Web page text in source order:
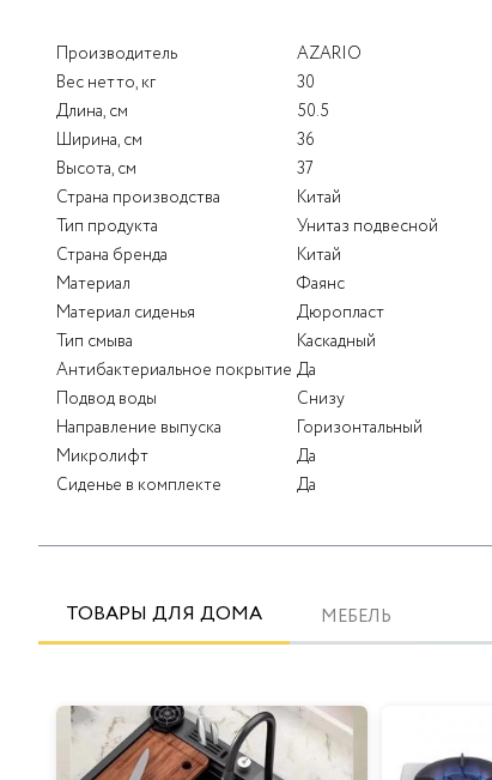
Производитель
AZARIO
Вес нетто, кг
30
Длина, см
50.5
Ширина, см
36
Высота, см
37
Страна производства
Китай
Тип продукта
Унитаз подвесной
Страна бренда
Китай
Материал
Фаянс
Материал сиденья
Дюропласт
Тип смыва
Каскадный
Антибактериальное покрытие Да
Подвод воды
Снизу
Направление выпуска
Горизонтальный
Микролифт
Да
Сиденье в комплекте
Да
ТОВАРЫ ДЛЯ ДОМА МЕБЕЛЬ